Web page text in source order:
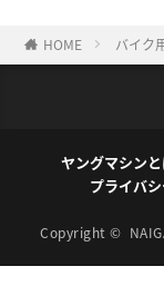
HOME バイク
ヤングマシンと
プライバ
Copyright ©